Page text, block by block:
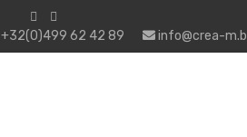
+32(0)499 62 42 89 info@crea-